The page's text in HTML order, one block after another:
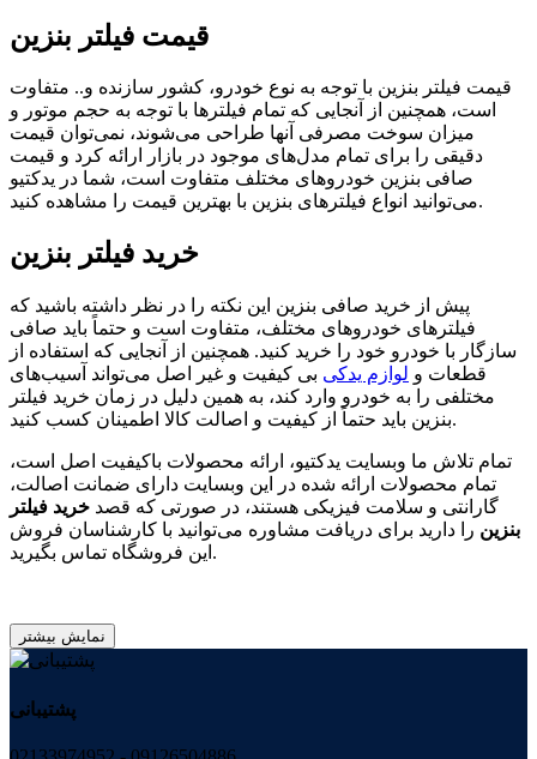
قیمت فیلتر بنزین
قیمت فیلتر بنزین با توجه به نوع خودرو، کشور سازنده و.. متفاوت
است، همچنین از آنجایی که تمام فیلترها با توجه به حجم موتور و
میزان سوخت مصرفی آنها طراحی می‌شوند، نمی‌توان قیمت
دقیقی را برای تمام مدل‌های موجود در بازار ارائه کرد و قیمت
صافی بنزین خودروهای مختلف متفاوت است، شما در یدکتیو
می‌توانید انواع فیلترهای بنزین با بهترین قیمت را مشاهده کنید.
خرید فیلتر بنزین
پیش از خرید صافی بنزین این نکته را در نظر داشته باشید که
فیلترهای خودروهای مختلف، متفاوت است و حتماً باید صافی
سازگار با خودرو خود را خرید کنید. همچنین از آنجایی که استفاده از
قطعات و لوازم یدکی بی کیفیت و غیر اصل می‌تواند آسیب‌های
مختلفی را به خودرو وارد کند، به همین دلیل در زمان خرید فیلتر
بنزین باید حتماً از کیفیت و اصالت کالا اطمینان کسب کنید.
تمام تلاش ما وبسایت یدکتیو، ارائه محصولات باکیفیت اصل است،
تمام محصولات ارائه شده در این وبسایت دارای ضمانت اصالت،
گارانتی و سلامت فیزیکی هستند، در صورتی که قصد خرید فیلتر
بنزین را دارید برای دریافت مشاوره می‌توانید با کارشناسان فروش
این فروشگاه تماس بگیرید.
نمایش بیشتر
پشتیبانی